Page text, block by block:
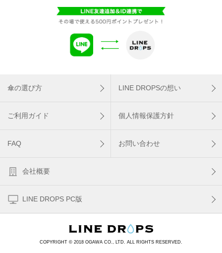
傘の選び方 LINE DROPSの想い
ご利用ガイド 個人情報保護方針
FAQ お問い合わせ
会社概要
LINE DROPS PC版
COPYRIGHT © 2018 OGAWA CO., LTD. ALL RIGHTS RESERVED.